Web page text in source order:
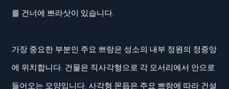
를 건너에 쁘라삿이 있습니다.
가장 중요한 부분인 주요 쁘랑은 성소의 내부 정원의 정중앙
에 위치합니다. 건물은 직사각형으로 각 모서리에서 안으로
들어오는 모양입니다. 사각형 몬듭은 주요 쁘랑에 따라 건설